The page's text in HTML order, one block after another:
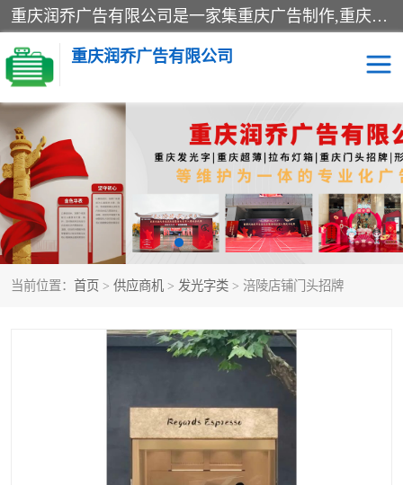
重庆润乔广告有限公司是一家集重庆广告制作,重庆标识标牌,亚克力发光字,led发光字,树脂发光字,超薄灯箱,拉布灯箱,吸塑灯箱,门头招牌,企业形象墙,写真喷绘,x展架,拉网展架,广告展架,条幅,锦旗设计,制作,施工,维护为一体的专业化广告公司.
重庆润乔广告有限公司
当前位置： 首页 > 供应商机 > 发光字类 > 涪陵店铺门头招牌
招牌类 发光字类
灯箱类 形象墙类
标识标牌类 写真喷绘类
展架 条幅